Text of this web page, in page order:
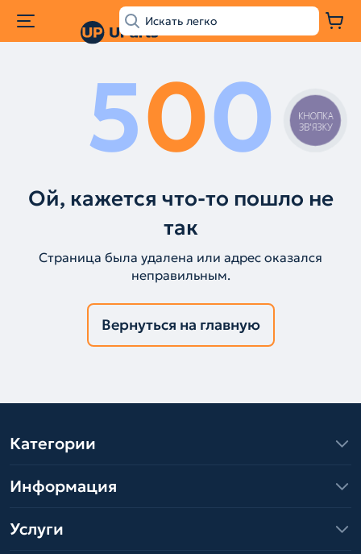
500
Ой, кажется что-то пошло не
так
Страница была удалена или адрес оказался
неправильным.
Вернуться на главную
Категории
Информация
Услуги
КНОПКА
ЗВ'ЯЗКУ